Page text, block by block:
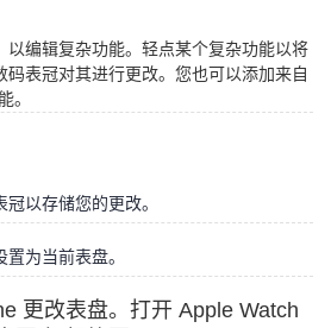
以编辑复杂功能。轻点某个复杂功能以将
码表冠对其进行更改。您也可以添加来自
。
以存储您的更改。
为当前表盘。
更改表盘。打开 Apple Watch